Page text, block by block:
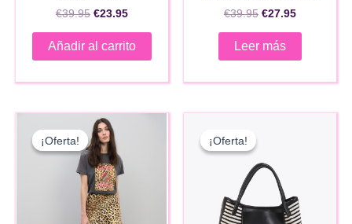
€39.95 El
original
€23.95El
actual
Añadir al carrito
€39.95 El
original
€27.95El
Leer más
¡Oferta!
¡Oferta! ¡Oferta!
¡Oferta!